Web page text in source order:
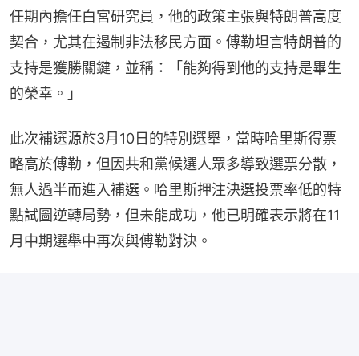
任期內擔任白宮研究員，他的政策主張與特朗普高度
契合，尤其在遏制非法移民方面。傅勒坦言特朗普的
支持是獲勝關鍵，並稱：「能夠得到他的支持是畢生
的榮幸。」
此次補選源於3月10日的特別選舉，當時哈里斯得票
略高於傅勒，但因共和黨候選人眾多導致選票分散，
無人過半而進入補選。哈里斯押注決選投票率低的特
點試圖逆轉局勢，但未能成功，他已明確表示將在11
月中期選舉中再次與傅勒對決。